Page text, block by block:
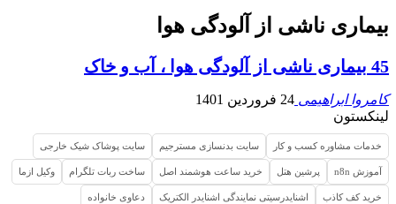
بیماری ناشی از آلودگی هوا
45 بیماری ناشی از آلودگی هوا ، آب و خاک
کامروا ابراهیمی 24 فروردین 1401
لینکستون
خدمات مشاوره کسب و کار سایت بدنسازی مسترجیم سایت پوشاک شیک خارجی
آموزش n8n پرشین هتل خرید ساعت هوشمند اصل ساخت ربات تلگرام وکیل ازما
خرید کف کاذب اشنایدرسیتی نمایندگی اشنایدر الکتریک دعاوی خانواده